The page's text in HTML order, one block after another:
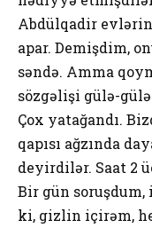
Abdülqadir
apar. Demişdim,
səndə. Amma
sözgəlişi gülə-
Çox yatağandı.
qapısı ağzında
deyirdilər. Saat 2
Bir gün soruşdum,
ki, gizlin içirəm,